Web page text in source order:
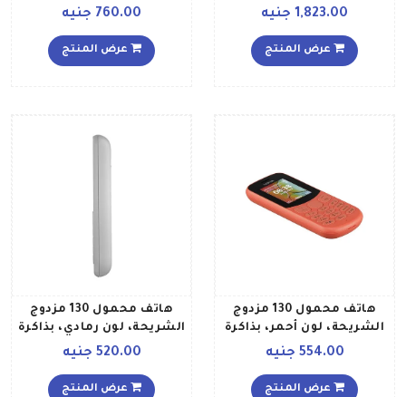
بلون أزرق
1,823.00 جنيه
عرض المنتج
760.00 جنيه
عرض المنتج
هاتف محمول 130 مزدوج
الشريحة، لون أحمر، بذاكرة
داخلية سعة 4 ميجابايت، 554.00 جنيه
عرض المنتج
هاتف محمول 130 مزدوج
الشريحة، لون رمادي، بذاكرة
داخلية سعة 4 ميجابايت، 520.00 جنيه
عرض المنتج